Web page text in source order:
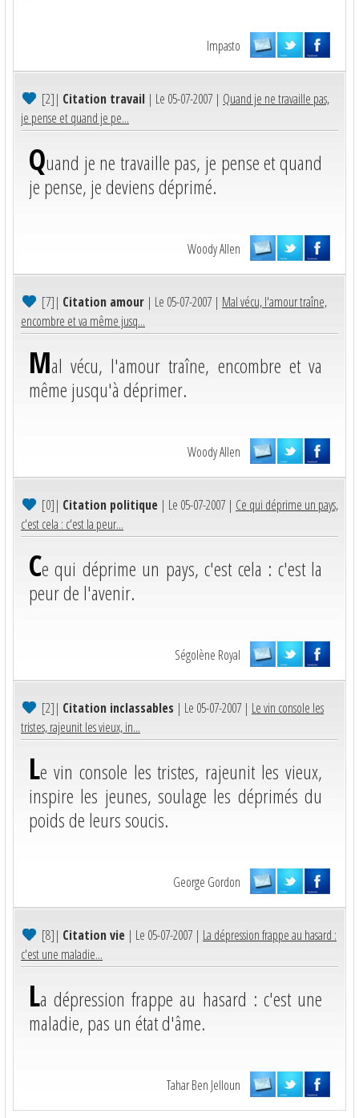
Impasto
[2]| Citation travail | Le 05-07-2007 | Quand je ne travaille pas,
je pense et quand je pe...
Quand je ne travaille pas, je pense et quand
je pense, je deviens déprimé.
Woody Allen
[7]| Citation amour | Le 05-07-2007 | Mal vécu, l'amour traîne,
encombre et va même jusq...
Mal vécu, l'amour traîne, encombre et va
même jusqu'à déprimer.
Woody Allen
[0]| Citation politique | Le 05-07-2007 | Ce qui déprime un pays,
c'est cela : c'est la peur...
Ce qui déprime un pays, c'est cela : c'est la
peur de l'avenir.
Ségolène Royal
[2]| Citation inclassables | Le 05-07-2007 | Le vin console les
tristes, rajeunit les vieux, in...
Le vin console les tristes, rajeunit les vieux,
inspire les jeunes, soulage les déprimés du
poids de leurs soucis.
George Gordon
[8]| Citation vie | Le 05-07-2007 | La dépression frappe au hasard :
c'est une maladie...
La dépression frappe au hasard : c'est une
maladie, pas un état d'âme.
Tahar Ben Jelloun